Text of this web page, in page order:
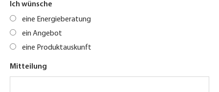
Ich wünsche
eine Energieberatung
ein Angebot
eine Produktauskunft
Mitteilung